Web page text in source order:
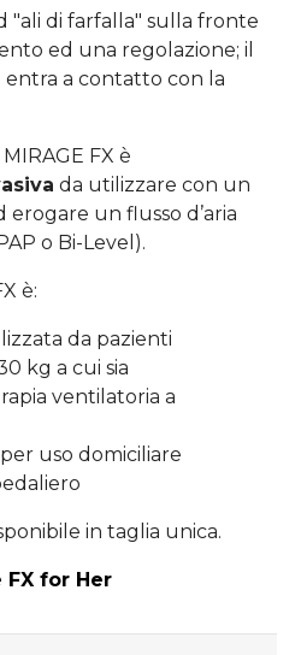
"ali di farfalla" sulla fronte
ed una regolazione; il
a contatto con la
FX è
da utilizzare con un
un flusso d’aria
o Bi-Level).
è:
da pazienti
kg a cui sia
ventilatoria a
uso domiciliare
in taglia unica.
for Her